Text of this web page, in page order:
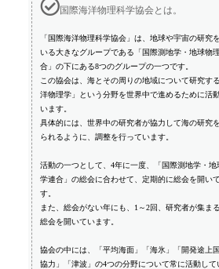
国際海洋物理科学協会とは。
「国際海洋物理科学協会」は、地球や宇宙の研究
いる大きなグループである「国際測地学・地球物
合」の下にある8つのグループの一つです。
この協会は、海とその周りの地域について研究す
洋物理学」という分野を世界中で進めるために活
います。
具体的には、世界中の研究者が協力して海の研究
られるように、調整を行っています。
活動の一つとして、4年に一度、「国際測地学・地
学連合」の総会に合わせて、定期的に総会を開い
す。
また、総会がない年にも、1～2回、研究者が集ま
総会を開いています。
協会の中には、「平均海面」「海氷」「開発途上
協力」「津波」の4つの分野について常に活動して